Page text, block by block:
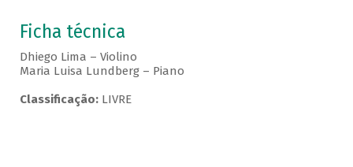
Ficha técnica
Dhiego Lima – Violino
Maria Luisa Lundberg – Piano
Classificação:LIVRE